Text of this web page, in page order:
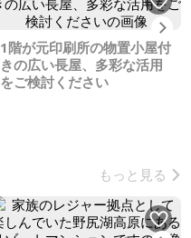
1階が元印刷所の物置小屋付
きの広い長屋、多彩な活用
をご検討ください
もっと見る